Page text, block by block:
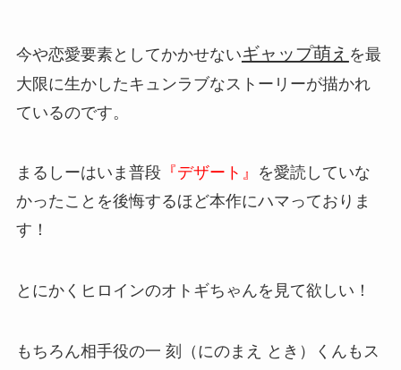
今や恋愛要素としてかかせないギャップ萌え を最
大限に生かしたキュンラブなストーリーが描かれ
ているのです。
まるしーはいま普段『デザート』
を愛読していな
かったことを後悔するほど本作にハマっておりま
す！
とにかくヒロインのオトギちゃんを見て欲しい！
もちろん相手役の一 刻
（にのまえ とき）くんもス